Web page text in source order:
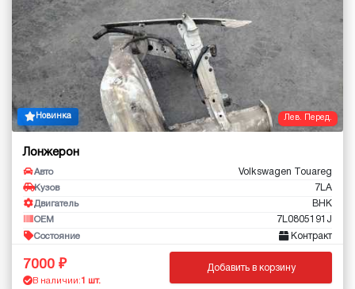
Лев. Перед.
Новинка
Лонжерон
Авто Volkswagen Touareg
Кузов 7LA
Двигатель BHK
OEM 7L0805191J
Состояние Контракт
7000
В наличии: 1 шт.
Добавить в корзину